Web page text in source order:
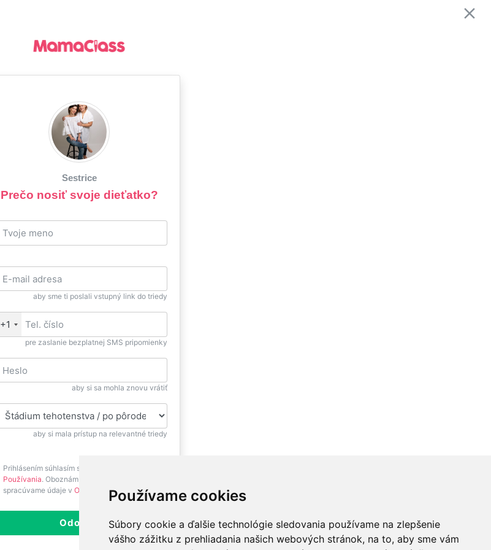
Používame cookies
Súbory cookie a ďalšie technológie sledovania používame na zlepšenie
vášho zážitku z prehliadania našich webových stránok, na to, aby sme vám
Sestrice
Prečo nosiť svoje dieťatko?
aby sme ti poslali vstupný link do triedy
+1
pre zaslanie bezplatnej SMS pripomienky
aby si sa mohla znovu vrátiť
aby si mala prístup na relevantné triedy
Prihlásením súhlasím s
Používania. Oboznám sa prosím ako
spracúvame údaje v Ochrane osobných údajov
Odoslať